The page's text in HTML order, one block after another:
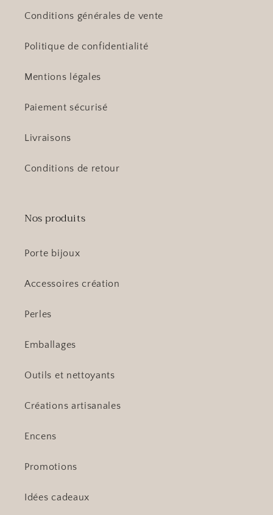
Conditions générales de vente
Politique de confidentialité
Mentions légales
Paiement sécurisé
Livraisons
Conditions de retour
Nos produits
Porte bijoux
Accessoires création
Perles
Emballages
Outils et nettoyants
Créations artisanales
Encens
Promotions
Idées cadeaux